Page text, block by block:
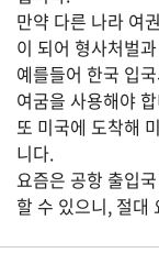
자
동
차
정
부
혜
택
만약 다른 나라 여
이 되어 형사처벌
예를들어 한국 입
여굼을 사용해야
또 미국에 도착해
니다.
요즘은 공항 출입
할 수 있으니, 절대